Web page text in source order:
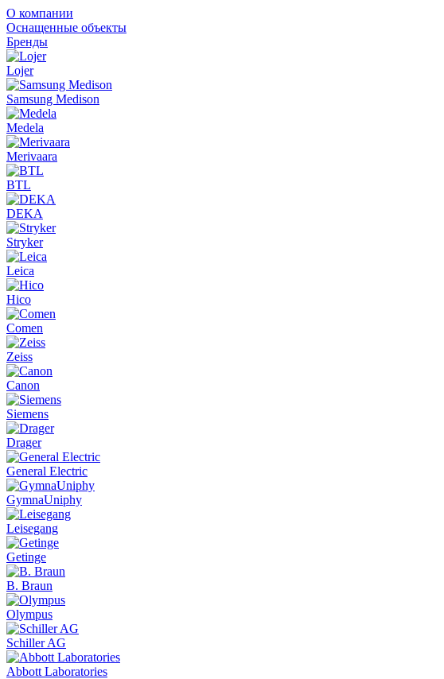
О компании
Оснащенные объекты
Бренды
Lojer
Samsung Medison
Medela
Merivaara
BTL
DEKA
Stryker
Leica
Hico
Comen
Zeiss
Canon
Siemens
Drager
General Electric
GymnaUniphy
Leisegang
Getinge
B. Braun
Olympus
Schiller AG
Abbott Laboratories